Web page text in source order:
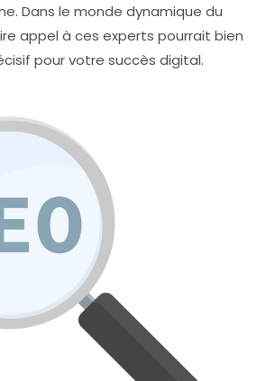
Dans le monde dynamique du
appel à ces experts pourrait bien
pour votre succès digital.